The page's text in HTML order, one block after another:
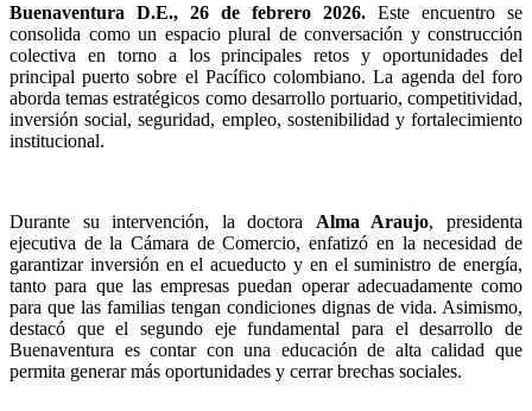
Buenaventura D.E., 26 de febrero 2026. Este encuentro se
consolida como un espacio plural de conversación y construcción
colectiva en torno a los principales retos y oportunidades del
principal puerto sobre el Pacífico colombiano. La agenda del foro
aborda temas estratégicos como desarrollo portuario, competitividad,
inversión social, seguridad, empleo, sostenibilidad y fortalecimiento
institucional.
Durante su intervención, la doctora Alma Araujo, presidenta
ejecutiva de la Cámara de Comercio, enfatizó en la necesidad de
garantizar inversión en el acueducto y en el suministro de energía,
tanto para que las empresas puedan operar adecuadamente como
para que las familias tengan condiciones dignas de vida. Asimismo,
destacó que el segundo eje fundamental para el desarrollo de
Buenaventura es contar con una educación de alta calidad que
permita generar más oportunidades y cerrar brechas sociales.